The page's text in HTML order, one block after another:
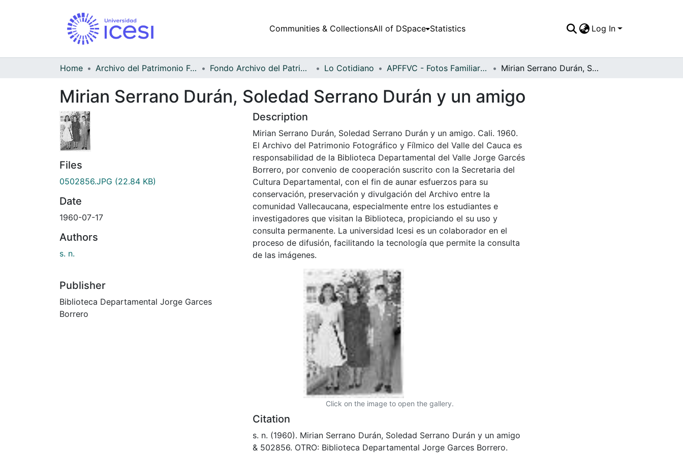
Communities & CollectionsAll of DSpace Statistics Log In
Home Archivo del Patrimonio Fotográfico y Fílmico del Valle del Cauca Fondo Archivo del Patrimonio Fotográfico y Fílmico del Valle del Cauca Lo Cotidiano APFFVC - Fotos Familiares - Patrimonial Mirian Serrano Durán, Soledad Serrano Durán y un amigo
Mirian Serrano Durán, Soledad Serrano Durán y un amigo
Files
0502856.JPG (22.84 KB)
Date
1960-07-17
Authors
s. n.
Publisher
Biblioteca Departamental Jorge Garces
Borrero
Description
Mirian Serrano Durán, Soledad Serrano Durán y un amigo. Cali. 1960.
El Archivo del Patrimonio Fotográfico y Fílmico del Valle del Cauca es
responsabilidad de la Biblioteca Departamental del Valle Jorge Garcés
Borrero, por convenio de cooperación suscrito con la Secretaria del
Cultura Departamental, con el fin de aunar esfuerzos para su
conservación, preservación y divulgación del Archivo entre la
comunidad Vallecaucana, especialmente entre los estudiantes e
investigadores que visitan la Biblioteca, propiciando el su uso y
consulta permanente. La universidad Icesi es un colaborador en el
proceso de difusión, facilitando la tecnología que permite la consulta
de las imágenes.
Click on the image to open the gallery.
Citation
s. n. (1960). Mirian Serrano Durán, Soledad Serrano Durán y un amigo
& 502856. OTRO: Biblioteca Departamental Jorge Garces Borrero.